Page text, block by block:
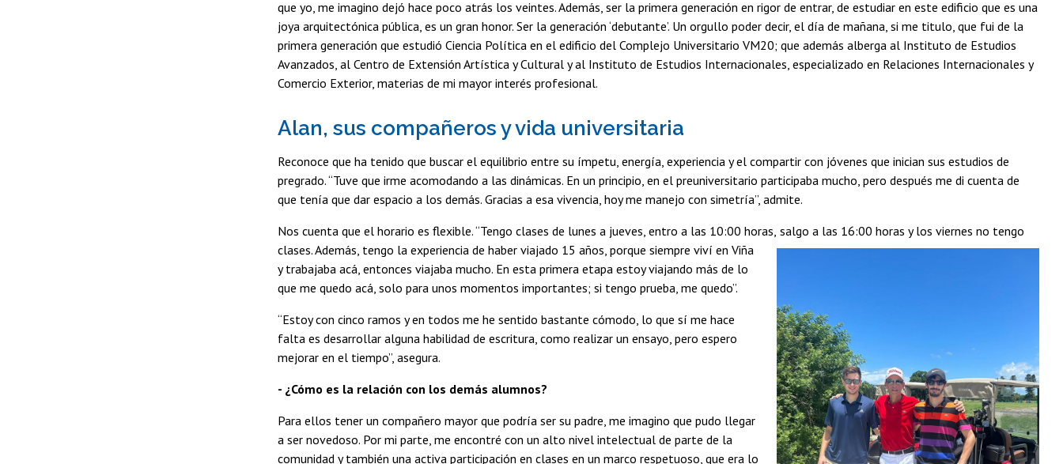
que yo, me imagino dejó hace poco atrás los veintes. Además, ser la primera generación en rigor de entrar, de estudiar en este edificio que es una
joya arquitectónica pública, es un gran honor. Ser la generación ‘debutante’. Un orgullo poder decir, el día de mañana, si me titulo, que fui de la
primera generación que estudió Ciencia Política en el edificio del Complejo Universitario VM20; que además alberga al Instituto de Estudios
Avanzados, al Centro de Extensión Artística y Cultural y al Instituto de Estudios Internacionales, especializado en Relaciones Internacionales y
Comercio Exterior, materias de mi mayor interés profesional.
Alan, sus compañeros y vida universitaria
Reconoce que ha tenido que buscar el equilibrio entre su ímpetu, energía, experiencia y el compartir con jóvenes que inician sus estudios de
pregrado. “Tuve que irme acomodando a las dinámicas. En un principio, en el preuniversitario participaba mucho, pero después me di cuenta de
que tenía que dar espacio a los demás. Gracias a esa vivencia, hoy me manejo con simetría”, admite.
Nos cuenta que el horario es flexible. “Tengo clases de lunes a jueves, entro a las 10:00 horas, salgo a las 16:00 horas y los viernes no tengo
clases. Además, tengo la experiencia de haber viajado 15 años, porque siempre viví en Viña
y trabajaba acá, entonces viajaba mucho. En esta primera etapa estoy viajando más de lo
que me quedo acá, solo para unos momentos importantes; si tengo prueba, me quedo”.
“Estoy con cinco ramos y en todos me he sentido bastante cómodo, lo que sí me hace
falta es desarrollar alguna habilidad de escritura, como realizar un ensayo, pero espero
mejorar en el tiempo”, asegura.
- ¿Cómo es la relación con los demás alumnos?
Para ellos tener un compañero mayor que podría ser su padre, me imagino que pudo llegar
a ser novedoso. Por mi parte, me encontré con un alto nivel intelectual de parte de la
comunidad y también una activa participación en clases en un marco respetuoso, que era lo